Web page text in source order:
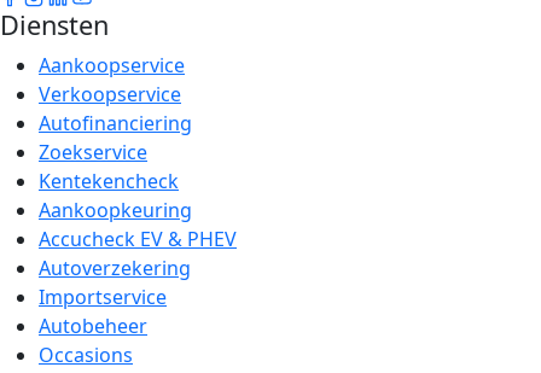
Diensten
Aankoopservice
Verkoopservice
Autofinanciering
Zoekservice
Kentekencheck
Aankoopkeuring
Accucheck EV & PHEV
Autoverzekering
Importservice
Autobeheer
Occasions